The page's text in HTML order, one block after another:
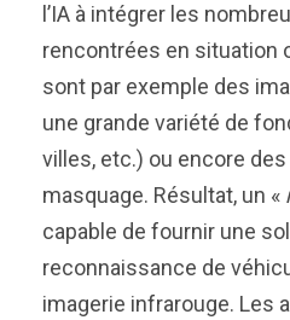
l’IA à intégrer les
rencontrées en situation
sont par exemple des
une grande variété de
villes, etc.) ou encore
masquage. Résultat, un «
capable de fournir une
reconnaissance de
imagerie infrarouge. Les